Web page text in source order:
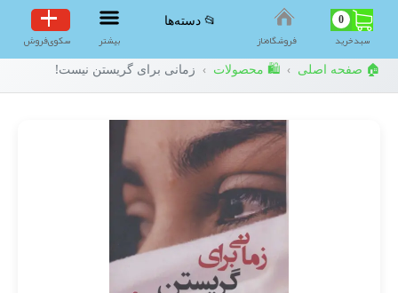
0
سبد‌خرید فروشگاه‌ناز
📂 دسته‌ها
بیشتر سکوی‌فروش
🏠 صفحه اصلی › 🛍️ محصولات › زمانی برای گریستن نیست!